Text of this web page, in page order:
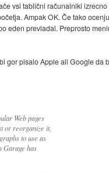
vsi tablični računalniki
Ampak OK. Če tako
eden prevladal. Preprosto
gor pisalo Apple ali Google da
Web pages
or reorganize it,
to use as
Garage has